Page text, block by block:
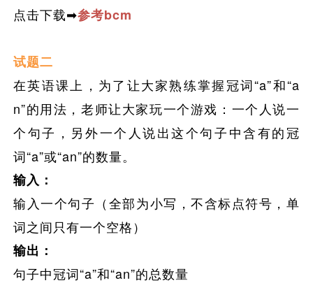
点击下载➡参考bcm
试题二
在英语课上，为了让大家熟练掌握冠词“a”和“a
n”的用法，老师让大家玩一个游戏：一个人说一
个句子，另外一个人说出这个句子中含有的冠
词“a”或“an”的数量。
输入：
输入一个句子（全部为小写，不含标点符号，单
词之间只有一个空格）
输出：
句子中冠词“a”和“an”的总数量